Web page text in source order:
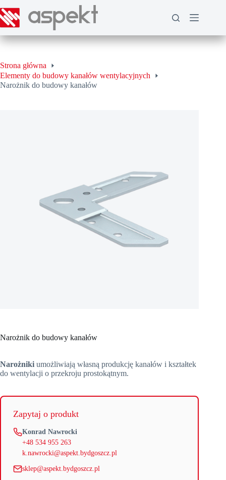
do
treści
Strona główna
Elementy do budowy kanałów wentylacyjnych
Narożnik do budowy kanałów
Narożnik do budowy kanałów
Narożniki umożliwiają własną produkcję kanałów i kształtek
do wentylacji o przekroju prostokątnym.
Zapytaj o produkt
Konrad Nawrocki
+48 534 955 263
k.nawrocki@aspekt.bydgoszcz.pl
sklep@aspekt.bydgoszcz.pl